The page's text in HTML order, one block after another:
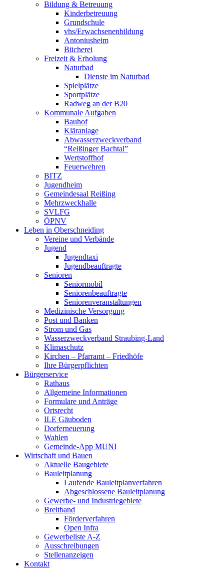
Bildung & Betreuung
Kinderbetreuung
Grundschule
vhs/Erwachsenenbildung
Antoniusheim
Bücherei
Freizeit & Erholung
Naturbad
Dienste im Naturbad
Spielplätze
Sportplätze
Radweg an der B20
Kommunale Aufgaben
Bauhof
Kläranlage
Abwasserzweckverband
“Reißinger Bachtal”
Wertstoffhof
Feuerwehren
BITZ
Jugendheim
Gemeindesaal Reißing
Mehrzweckhalle
SVLFG
ÖPNV
Leben in Oberschneiding
Vereine und Verbände
Jugend
Jugendtaxi
Jugendbeauftragte
Senioren
Seniormobil
Seniorenbeauftragte
Seniorenveranstaltungen
Medizinische Versorgung
Post und Banken
Strom und Gas
Wasserzweckverband Straubing-Land
Klimaschutz
Kirchen – Pfarramt – Friedhöfe
Ihre Bürgerpflichten
Bürgerservice
Rathaus
Allgemeine Informationen
Formulare und Anträge
Ortsrecht
ILE Gäuboden
Dorferneuerung
Wahlen
Gemeinde-App MUNI
Wirtschaft und Bauen
Aktuelle Baugebiete
Bauleitplanung
Laufende Bauleitplanverfahren
Abgeschlossene Bauleitplanung
Gewerbe- und Industriegebiete
Breitband
Förderverfahren
Open Infra
Gewerbeliste A-Z
Ausschreibungen
Stellenanzeigen
Kontakt